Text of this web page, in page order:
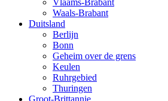
Vlaams-Brabant
Waals-Brabant
Duitsland
Berlijn
Bonn
Geheim over de grens
Keulen
Ruhrgebied
Thuringen
Groot-Brittannie